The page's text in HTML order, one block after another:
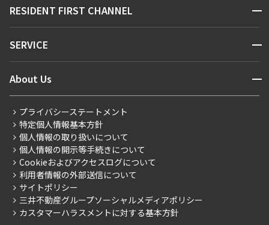
新着情報から探す
新着募集情報
こだわりから探す
こだわり一覧
プレミアムマンション
新築
当社限定（港区・渋谷区）
当社限定（港区・渋谷区以外）
三井不動産企画
お問い合わせ
RESIDENT FIRST CHANNEL 開閉
マンションレポート
住まいのコラム
SERVICE 開閉
会員ページ
ご入居・提携サービス
お部屋探しからご契約まで
よくあるご質問
社宅紹介
【仲介会社様向け】当社仲介事業部取り扱い物件入居申込
About Us 開閉
会社情報
事業案内
採用情報
ニュースリリース
お問い合わせ
プライバシーステートメント
特定個人情報基本方針
個人情報の取り扱いについて
個人情報の開示等手続きについて
Cookieおよびアクセスログについて
利用者情報の外部送信について
サイトポリシー
三井不動産グループソーシャルメディアポリシー
カスタマーハラスメントに対する基本方針